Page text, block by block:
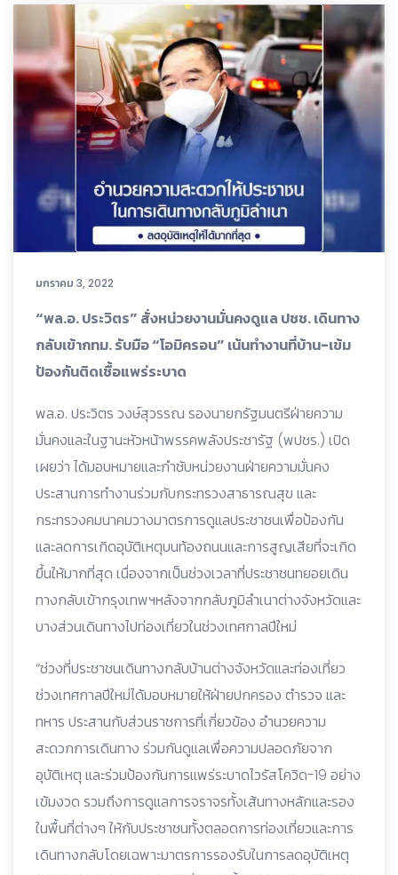
มกราคม 3, 2022
“พล.อ. ประวิตร” สั่งหน่วยงานมั่นคงดูแล ปชช. เดินทาง
กลับเข้ากทม. รับมือ “โอมิครอน” เน้นทำงานที่บ้าน-เข้ม
ป้องกันติดเชื้อแพร่ระบาด
พล.อ. ประวิตร วงษ์สุวรรณ รองนายกรัฐมนตรีฝ่ายความ
มั่นคงและในฐานะหัวหน้าพรรคพลังประชารัฐ (พปชร.) เปิด
เผยว่า ได้มอบหมายและกำชับหน่วยงานฝ่ายความมั่นคง
ประสานการทำงานร่วมกับกระทรวงสาธารณสุข และ
กระทรวงคมนาคมวางมาตรการดูแลประชาชนเพื่อป้องกัน
และลดการเกิดอุบัติเหตุบนท้องถนนและการสูญเสียที่จะเกิด
ขึ้นให้มากที่สุด เนื่องจากเป็นช่วงเวลาที่ประชาชนทยอยเดิน
ทางกลับเข้ากรุงเทพฯหลังจากกลับภูมิลำเนาต่างจังหวัดและ
บางส่วนเดินทางไปท่องเที่ยวในช่วงเทศกาลปีใหม่
“ช่วงที่ประชาชนเดินทางกลับบ้านต่างจังหวัดและท่องเที่ยว
ช่วงเทศกาลปีใหม่ได้มอบหมายให้ฝ่ายปกครอง ตำรวจ และ
ทหาร ประสานกับส่วนราชการที่เกี่ยวข้อง อำนวยความ
สะดวกการเดินทาง ร่วมกันดูแลเพื่อความปลอดภัยจาก
อุบัติเหตุ และร่วมป้องกันการแพร่ระบาดไวรัสโควิด-19 อย่าง
เข้มงวด รวมถึงการดูแลการจราจรทั้งเส้นทางหลักและรอง
ในพื้นที่ต่างๆ ให้กับประชาชนทั้งตลอดการท่องเที่ยวและการ
เดินทางกลับโดยเฉพาะมาตรการรองรับในการลดอุบัติเหตุ